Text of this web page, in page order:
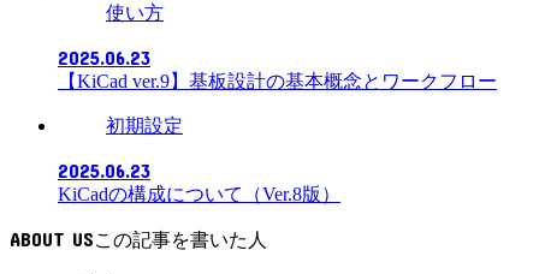
使い方
2025.06.23
【KiCad ver.9】基板設計の基本概念とワークフロー
初期設定
2025.06.23
KiCadの構成について（Ver.8版）
ABOUT US